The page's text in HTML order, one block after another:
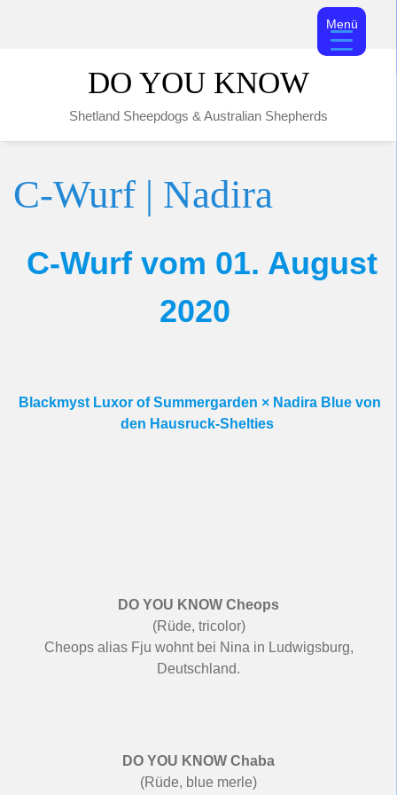
Menü
DO YOU KNOW
Shetland Sheepdogs & Australian Shepherds
C-Wurf | Nadira
C-Wurf vom 01. August
2020
Blackmyst Luxor of Summergarden × Nadira Blue von
den Hausruck-Shelties
DO YOU KNOW Cheops
(Rüde, tricolor)
Cheops alias Fju wohnt bei Nina in Ludwigsburg,
Deutschland.
DO YOU KNOW Chaba
(Rüde, blue merle)